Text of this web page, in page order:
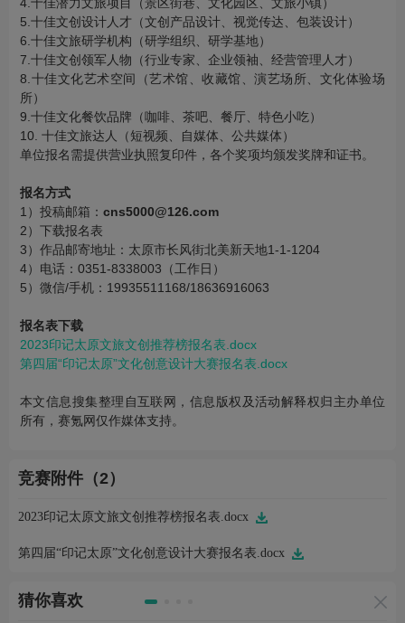
5.十佳文创设计人才（文创产品设计、视觉传达、包装设计）
6.十佳文旅研学机构（研学组织、研学基地）
7.十佳文创领军人物（行业专家、企业领袖、经营管理人才）
8.十佳文化艺术空间（艺术馆、收藏馆、演艺场所、文化体验场
所）
9.十佳文化餐饮品牌（咖啡、茶吧、餐厅、特色小吃）
10. 十佳文旅达人（短视频、自媒体、公共媒体）
单位报名需提供营业执照复印件，各个奖项均颁发奖牌和证书。
报名方式
1）投稿邮箱： cns5000@126.com
2）下载报名表
3）作品邮寄地址：太原市长风街北美新天地1-1-1204
4）电话：0351-8338003（工作日）
5）微信/手机：19935511168/18636916063
报名表下载
2023印记太原文旅文创推荐榜报名表.docx
第四届“印记太原”文化创意设计大赛报名表.docx
本文信息搜集整理自互联网，信息版权及活动解释权归主办单位
所有，赛氪网仅作媒体支持。
竞赛附件（2）
2023印记太原文旅文创推荐榜报名表.docx
第四届“印记太原”文化创意设计大赛报名表.docx
猜你喜欢